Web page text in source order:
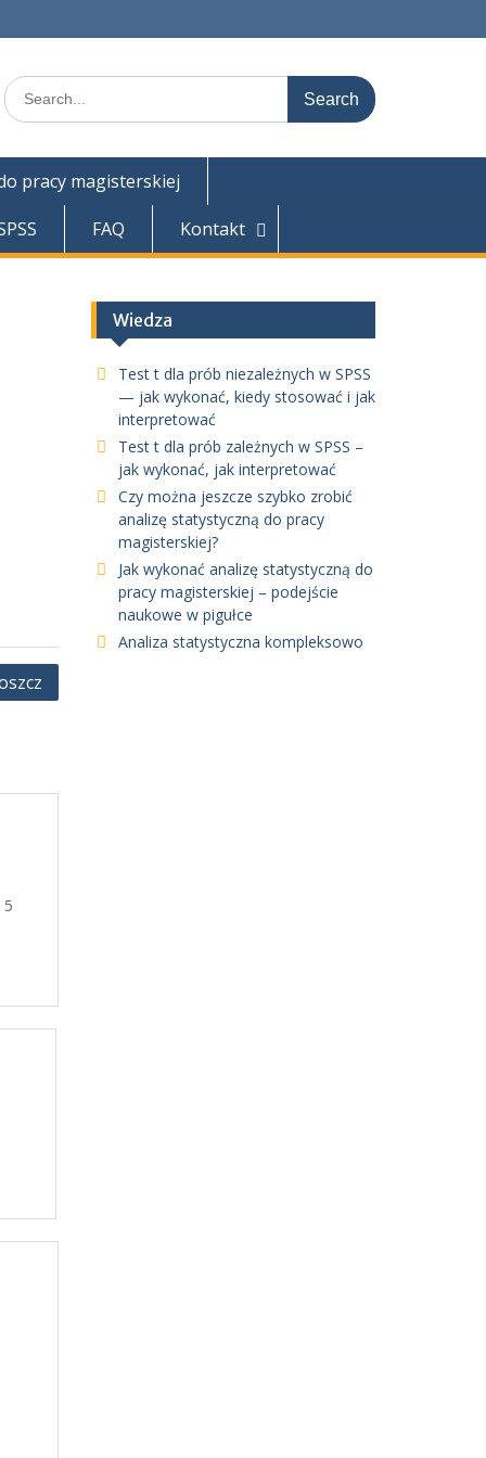
Search
for:
pracy magisterskiej
FAQ Kontakt
Wiedza
Test t dla prób niezależnych w SPSS
— jak wykonać, kiedy stosować i jak
interpretować
Test t dla prób zależnych w SPSS –
jak wykonać, jak interpretować
Czy można jeszcze szybko zrobić
analizę statystyczną do pracy
magisterskiej?
Jak wykonać analizę statystyczną do
pracy magisterskiej – podejście
naukowe w pigułce
Analiza statystyczna kompleksowo